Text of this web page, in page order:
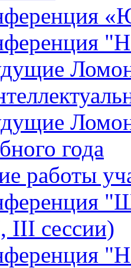
года
работы
III сессии)